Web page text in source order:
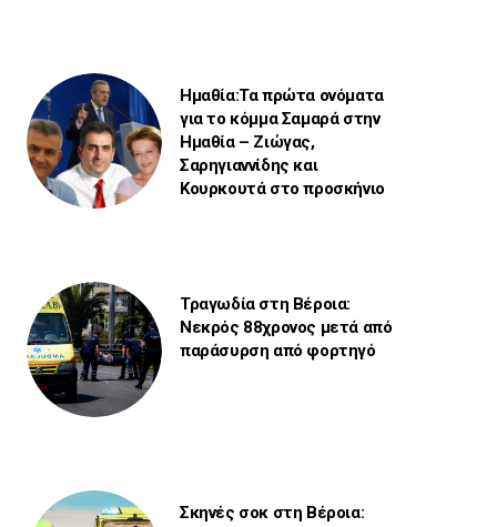
Ημαθία:Τα πρώτα ονόματα
για το κόμμα Σαμαρά στην
Ημαθία – Ζιώγας,
Σαρηγιαννίδης και
Κουρκουτά στο προσκήνιο
Τραγωδία στη Βέροια:
Νεκρός 88χρονος μετά από
παράσυρση από φορτηγό
Σκηνές σοκ στη Βέροια: